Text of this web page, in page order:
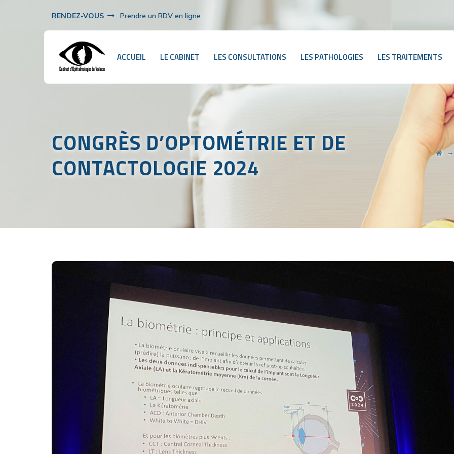
RENDEZ-VOUS Prendre un RDV en ligne
ACCUEIL LE CABINET LES CONSULTATIONS LES PATHOLOGIES LES TRAITEMENTS
CONGRÈS D’OPTOMÉTRIE ET DE
CONTACTOLOGIE 2024